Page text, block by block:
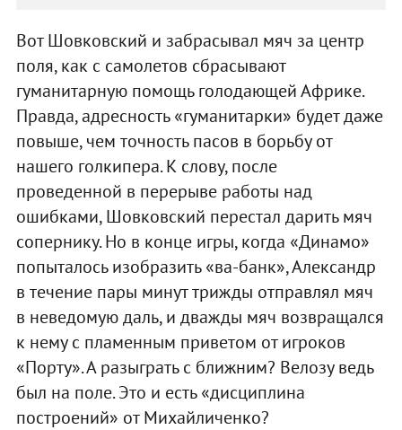
Вот Шовковский и забрасывал мяч за центр
поля, как с самолетов сбрасывают
гуманитарную помощь голодающей Африке.
Правда, адресность «гуманитарки» будет даже
повыше, чем точность пасов в борьбу от
нашего голкипера. К слову, после
проведенной в перерыве работы над
ошибками, Шовковский перестал дарить мяч
сопернику. Но в конце игры, когда «Динамо»
попыталось изобразить «ва-банк», Александр
в течение пары минут трижды отправлял мяч
в неведомую даль, и дважды мяч возвращался
к нему с пламенным приветом от игроков
«Порту». А разыграть с ближним? Велозу ведь
был на поле. Это и есть «дисциплина
построений» от Михайличенко?